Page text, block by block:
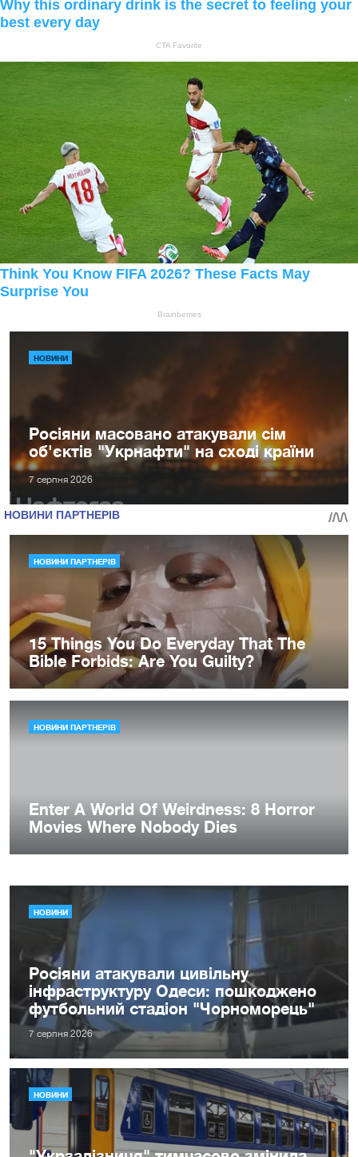
НОВИНИ
Росіяни масовано атакували сім
об'єктів "Укрнафти" на сході країни
7 серпня 2026
НОВИНИ
Росіяни атакували цивільну
інфраструктуру Одеси: пошкоджено
футбольний стадіон "Чорноморець"
7 серпня 2026
НОВИНИ